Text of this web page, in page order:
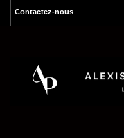
Contactez-nous